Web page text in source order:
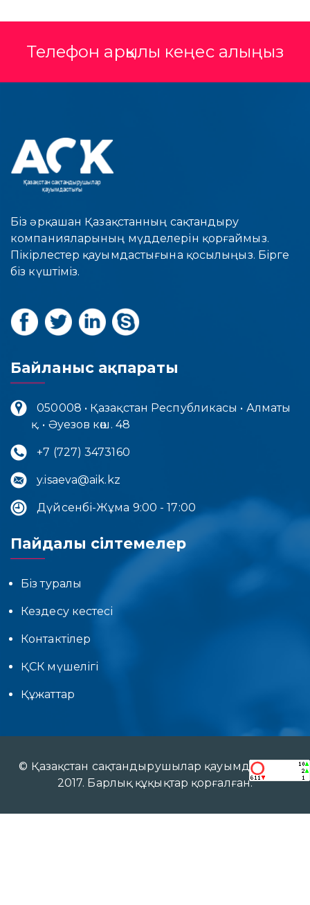
Телефон арқылы кеңес алыңыз
Біз әрқашан Қазақстанның сақтандыру
компанияларының мүдделерін қорғаймыз.
Пікірлестер қауымдастығына қосылыңыз. Бірге
біз күштіміз.
Байланыс ақпараты
050008 • Қазақстан Республикасы • Алматы
қ. • Әуезов көш. 48
+7 (727) 3473160
y.isaeva@aik.kz
Дүйсенбі-Жұма 9:00 - 17:00
Пайдалы сілтемелер
Біз туралы
Кездесу кестесі
Контактілер
ҚСК мүшелігі
Құжаттар
© Қазақстан сақтандырушылар қауымдастығы
2017. Барлық құқықтар қорғалған.